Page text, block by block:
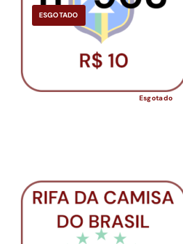
ESGOTADO
Esgotado